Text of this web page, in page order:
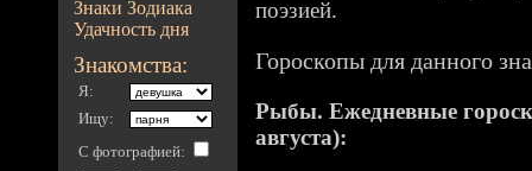
Знаки Зодиака
Удачность дня
Знакомства:
Я:
Ищу:
С фотографией:
поэзией.
Гороскопы для данного
Рыбы. Ежедневные
августа):